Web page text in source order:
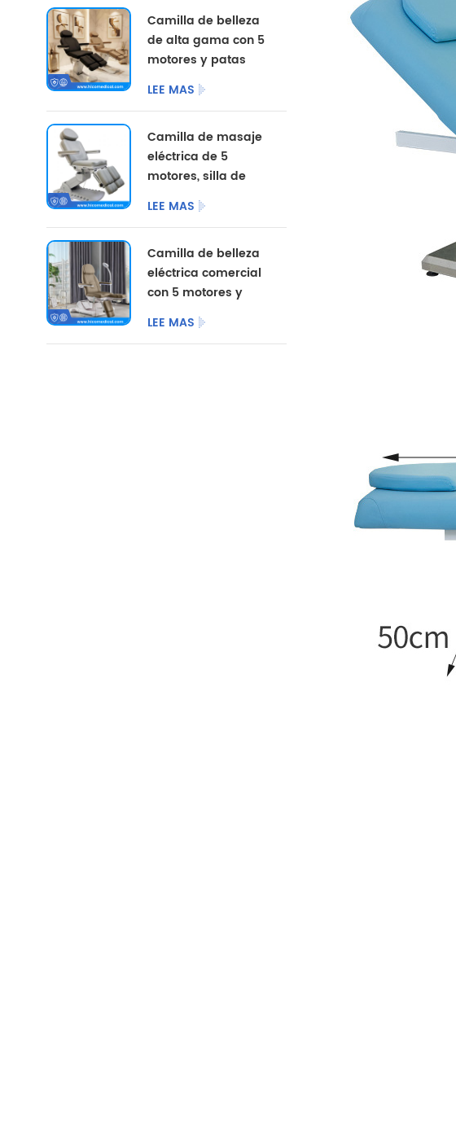
Camilla de belleza
de alta gama con 5
motores y patas
divididas, con
opciones de color
LEE MAS
Camilla de masaje
eléctrica de 5
motores, silla de
pedicura
cosmética,
salón, camilla de
belleza eléctrica
para centro de
podología.
LEE MAS
Camilla de belleza
eléctrica comercial
con 5 motores y
patas divididas.
LEE MAS